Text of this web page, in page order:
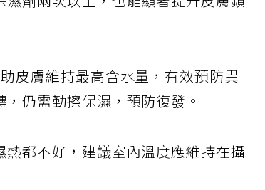
劑兩次以上，也能顯著提升皮膚鎖
皮膚維持最高含水量，有效預防異
仍需勤擦保濕，預防復發。
都不好，建議室內溫度應維持在攝